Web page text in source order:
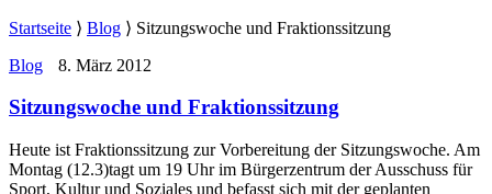
Startseite ⟩ Blog ⟩ Sitzungswoche und Fraktionssitzung
Blog
8. März 2012
Sitzungswoche und Fraktionssitzung
Heute ist Fraktionssitzung zur Vorbereitung der Sitzungswoche. Am
Montag (12.3)tagt um 19 Uhr im Bürgerzentrum der Ausschuss für
Sport, Kultur und Soziales und befasst sich mit der geplanten